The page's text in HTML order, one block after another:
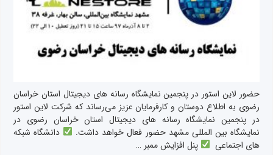
حضور لاین استور در پنجمین نمایشگاه رسانه های دیجیتال استان خراسان
رضوی به اطلاع دوستان و کارفرمایان عزیز می‌رساند که شرکت لاین استور
در پنجمین نمایشگاه رسانه های دیجیتال استان خراسان رضوی در
نمایشگاه بین المللی مشهد حضور فعال خواهد داشت.
دانشگاه شبکه
های اجتماعی
پنل افزایش ممبر …